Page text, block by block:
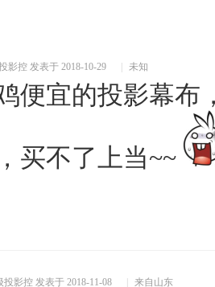
影控 发表于 2018-10-29 未知
便宜的投影幕布
买不了上当~~
投影控 发表于 2018-11-08 来自山东